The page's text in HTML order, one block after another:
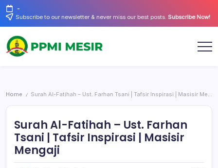
Skip
to
content
-
Subscribe to our newsletter & never miss our best posts. Subscribe Now!
Home / Surah Al-Fatihah – Ust. Farhan Tsani | Tafsir Inspirasi | Masisir Mengaji
Surah Al-Fatihah – Ust. Farhan
Tsani | Tafsir Inspirasi | Masisir
Mengaji